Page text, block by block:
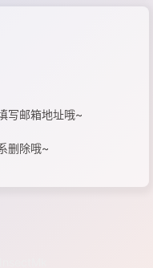
写邮箱地址哦~
删除哦~